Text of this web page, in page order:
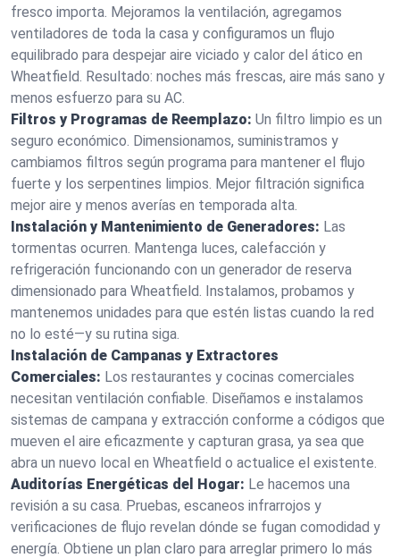
fresco importa. Mejoramos la ventilación, agregamos
ventiladores de toda la casa y configuramos un flujo
equilibrado para despejar aire viciado y calor del ático en
Wheatfield. Resultado: noches más frescas, aire más sano y
menos esfuerzo para su AC.
Filtros y Programas de Reemplazo: Un filtro limpio es un
seguro económico. Dimensionamos, suministramos y
cambiamos filtros según programa para mantener el flujo
fuerte y los serpentines limpios. Mejor filtración significa
mejor aire y menos averías en temporada alta.
Instalación y Mantenimiento de Generadores: Las
tormentas ocurren. Mantenga luces, calefacción y
refrigeración funcionando con un generador de reserva
dimensionado para Wheatfield. Instalamos, probamos y
mantenemos unidades para que estén listas cuando la red
no lo esté—y su rutina siga.
Instalación de Campanas y Extractores
Comerciales: Los restaurantes y cocinas comerciales
necesitan ventilación confiable. Diseñamos e instalamos
sistemas de campana y extracción conforme a códigos que
mueven el aire eficazmente y capturan grasa, ya sea que
abra un nuevo local en Wheatfield o actualice el existente.
Auditorías Energéticas del Hogar: Le hacemos una
revisión a su casa. Pruebas, escaneos infrarrojos y
verificaciones de flujo revelan dónde se fugan comodidad y
energía. Obtiene un plan claro para arreglar primero lo más